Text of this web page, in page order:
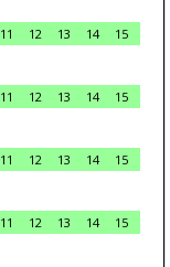
11 12 13 14
15
11 12 13 14
15
11 12 13 14
15
11 12 13 14
15